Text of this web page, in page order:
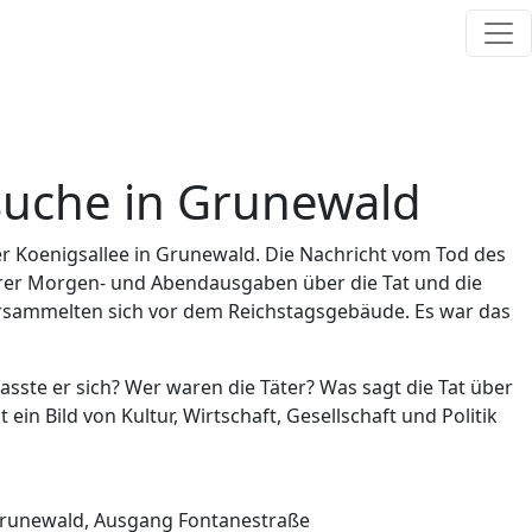
in Grunewald
in Grunewald. Die Nachricht vom Tod des
Morgen- und Abendausgaben über die Tat und die
sich vor dem Reichstagsgebäude. Es war das
er sich? Wer waren die Täter? Was sagt die Tat über
Bild von Kultur, Wirtschaft, Gesellschaft und Politik
Ausgang Fontanestraße